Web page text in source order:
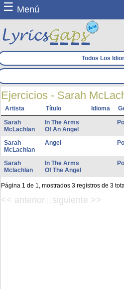
☰ Menú
Todos Los
Ejercicios - Sarah
Artista Título Idioma
Sarah
McLachlan
In The Arms
Of An Angel
Sarah
McLachlan
Angel
Sarah
Mclachlan
In The Arms
Of The Angel
Página 1 de 1, mostrados 3 registros de 3
<< anterior | | siguiente >>